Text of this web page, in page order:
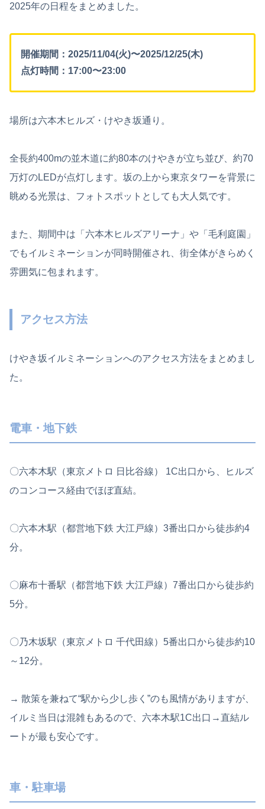
2025年の日程をまとめました。
開催期間：2025/11/04(火)〜2025/12/25(木)
点灯時間：17:00〜23:00
場所は六本木ヒルズ・けやき坂通り。
全長約400mの並木道に約80本のけやきが立ち並び、約70
万灯のLEDが点灯します。坂の上から東京タワーを背景に
眺める光景は、フォトスポットとしても大人気です。
また、期間中は「六本木ヒルズアリーナ」や「毛利庭園」
でもイルミネーションが同時開催され、街全体がきらめく
雰囲気に包まれます。
アクセス方法
けやき坂イルミネーションへのアクセス方法をまとめまし
た。
電車・地下鉄
〇六本木駅（東京メトロ 日比谷線） 1C出口から、ヒルズ
のコンコース経由でほぼ直結。
〇六本木駅（都営地下鉄 大江戸線）3番出口から徒歩約4
分。
〇麻布十番駅（都営地下鉄 大江戸線）7番出口から徒歩約
5分。
〇乃木坂駅（東京メトロ 千代田線）5番出口から徒歩約10
～12分。
→ 散策を兼ねて“駅から少し歩く”のも風情がありますが、
イルミ当日は混雑もあるので、六本木駅1C出口→直結ル
ートが最も安心です。
車・駐車場